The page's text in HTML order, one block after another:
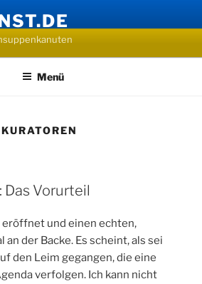
Menü
KURATOREN
Vorurteil
und einen echten,
an der Backe. Es scheint, als sei
den Leim gegangen, die eine
verfolgen. Ich kann nicht